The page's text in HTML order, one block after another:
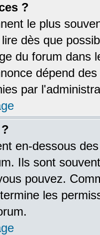
?
le plus
dès que
du forum dans
dépend
par
en-dessous
Ils sont
pouvez.
les